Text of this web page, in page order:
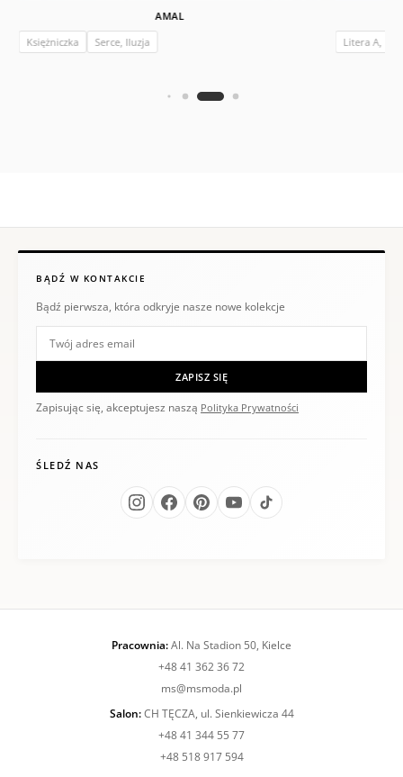
AMAL
Księżniczka
Serce, Iluzja Litera A,
BĄDŹ W KONTAKCIE
Bądź pierwsza, która odkryje nasze nowe kolekcje
ZAPISZ SIĘ
Zapisując się, akceptujesz naszą Polityka Prywatności
ŚLEDŹ NAS
Pracownia:Al. Na Stadion 50, Kielce
+48 41 362 36 72
ms@msmoda.pl
Salon:CH TĘCZA, ul. Sienkiewicza 44
+48 41 344 55 77
+48 518 917 594